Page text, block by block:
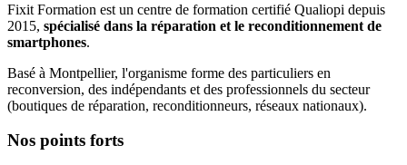
Fixit Formation est un centre de formation certifié Qualiopi depuis
2015, spécialisé dans la réparation et le reconditionnement de
smartphones.
Basé à Montpellier, l'organisme forme des particuliers en
reconversion, des indépendants et des professionnels du secteur
(boutiques de réparation, reconditionneurs, réseaux nationaux).
Nos points forts